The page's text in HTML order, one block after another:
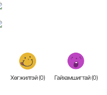
Хөгжилтэй (0) Гайхамшигтай (0)